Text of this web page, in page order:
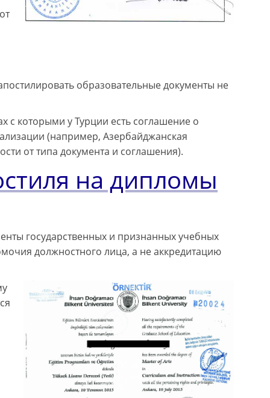
образовательные документы не
с которыми у Турции есть соглашение о
(например, Азербайджанская
от типа документа и соглашения).
на дипломы
государственных и признанных учебных
должностного лица, а не аккредитацию